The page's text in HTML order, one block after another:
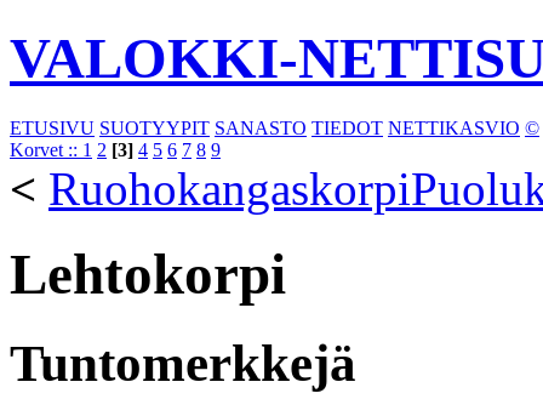
VALOKKI-
ETUSIVU SUOTYYPIT SANASTO TIEDOT NETTIKASVIO ©
Korvet :: 1 2 [3] 4 5 6 7 8 9
< Ruohokangaskorpi
Lehtokorpi
Tuntomerkkejä